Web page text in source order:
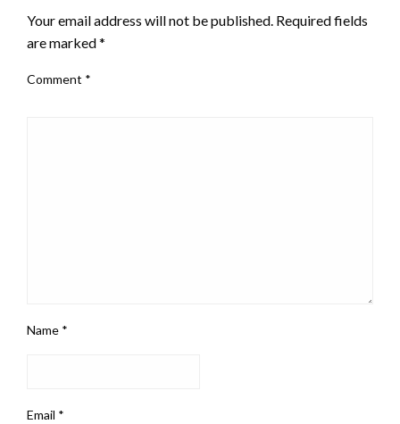
Your email address will not be published. Required fields
are marked*
Comment *
Name *
Email *